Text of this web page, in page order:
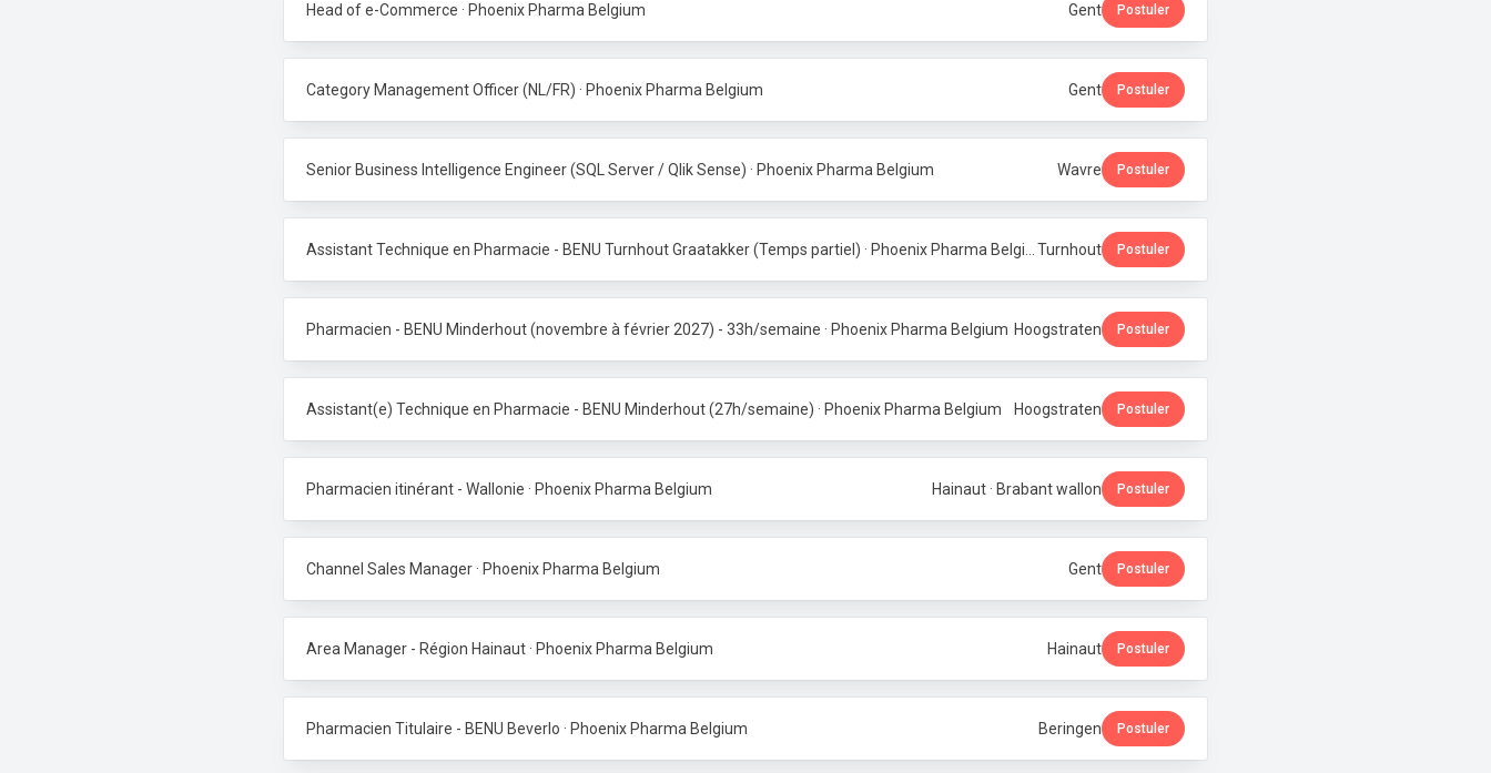
Head of e-Commerce · Phoenix Pharma Belgium Gent Postuler
Category Management Officer (NL/FR) · Phoenix Pharma Belgium Gent Postuler
Senior Business Intelligence Engineer (SQL Server / Qlik Sense) · Phoenix Pharma Belgium Wavre Postuler
Turnhout Postuler
Pharmacien - BENU Minderhout (novembre à février 2027) - 33h/semaine · Phoenix Pharma Belgium Hoogstraten Postuler
Assistant(e) Technique en Pharmacie - BENU Minderhout (27h/semaine) · Phoenix Pharma Belgium Hoogstraten Postuler
Pharmacien itinérant - Wallonie · Phoenix Pharma Belgium Hainaut · Brabant wallon Postuler
Channel Sales Manager · Phoenix Pharma Belgium Gent Postuler
Area Manager - Région Hainaut · Phoenix Pharma Belgium Hainaut Postuler
Pharmacien Titulaire - BENU Beverlo · Phoenix Pharma Belgium Beringen Postuler